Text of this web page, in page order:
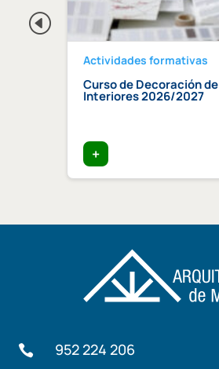
Actividades formativas
Curso de Decoración de
Interiores 2026/2027
+
 952 224 206